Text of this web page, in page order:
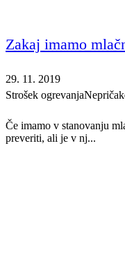
Zakaj imamo
29. 11. 2019
Strošek ogrevanja
Če imamo v stanovanju
preveriti, ali je v nj...